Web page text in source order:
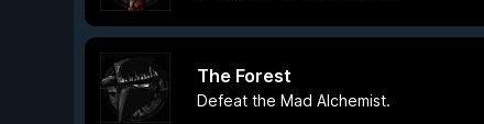
The Forest
Defeat the Mad Alchemist.